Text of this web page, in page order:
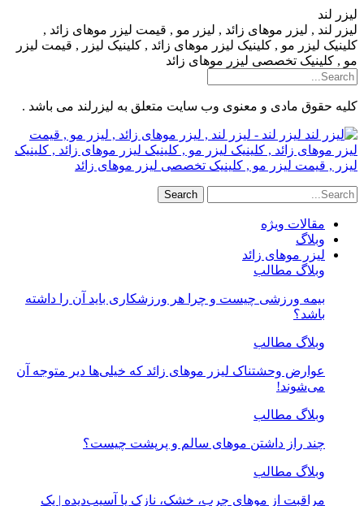
لیزر لند
لیزر لند , لیزر موهای زائد , لیزر مو , قیمت لیزر موهای زائد ,
کلینیک لیزر مو , کلینیک لیزر موهای زائد , کلینیک لیزر , قیمت لیزر
مو , کلینیک تخصصی لیزر موهای زائد
کلیه حقوق مادی و معنوی وب سایت متعلق به لیزرلند می باشد .
لیزر لند - لیزر لند , لیزر موهای زائد , لیزر مو , قیمت
لیزر موهای زائد , کلینیک لیزر مو , کلینیک لیزر موهای زائد , کلینیک
لیزر , قیمت لیزر مو , کلینیک تخصصی لیزر موهای زائد
مقالات ویژه
وبلاگ
لیزر موهای زائد
وبلاگ مطالب
بیمه ورزشی چیست و چرا هر ورزشکاری باید آن را داشته
باشد؟
وبلاگ مطالب
عوارض وحشتناک لیزر موهای زائد که خیلی‌ها دیر متوجه آن
می‌شوند!
وبلاگ مطالب
چند راز داشتن موهای سالم و پرپشت چیست؟
وبلاگ مطالب
مراقبت از موهای چرب، خشک، نازک یا آسیب‌دیده | یک